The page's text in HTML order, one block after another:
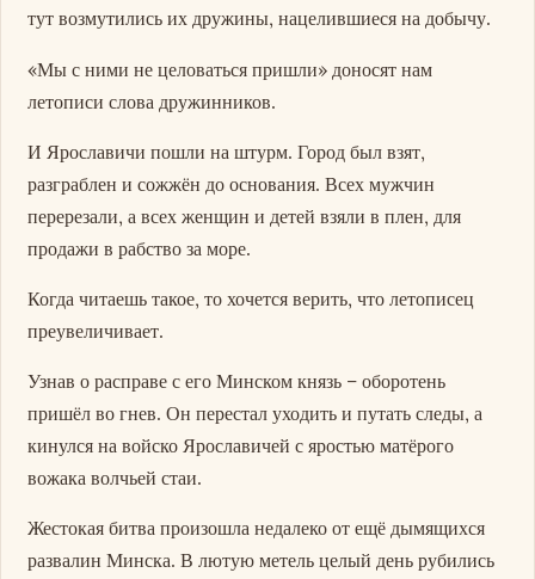
тут возмутились их дружины, нацелившиеся на добычу.
«Мы с ними не целоваться пришли» доносят нам
летописи слова дружинников.
И Ярославичи пошли на штурм. Город был взят,
разграблен и сожжён до основания. Всех мужчин
перерезали, а всех женщин и детей взяли в плен, для
продажи в рабство за море.
Когда читаешь такое, то хочется верить, что летописец
преувеличивает.
Узнав о расправе с его Минском князь – оборотень
пришёл во гнев. Он перестал уходить и путать следы, а
кинулся на войско Ярославичей с яростью матёрого
вожака волчьей стаи.
Жестокая битва произошла недалеко от ещё дымящихся
развалин Минска. В лютую метель целый день рубились